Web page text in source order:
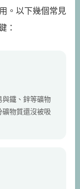
。以下幾個常見
：
與鐵、鋅等礦物
物質還沒被吸